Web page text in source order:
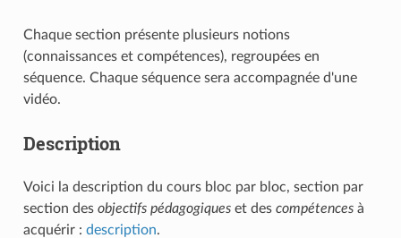
Chaque section présente plusieurs notions
(connaissances et compétences), regroupées en
séquence. Chaque séquence sera accompagnée d'une
vidéo.
Description
Voici la description du cours bloc par bloc, section par
section des objectifs pédagogiqueset des compétencesà
acquérir : description.